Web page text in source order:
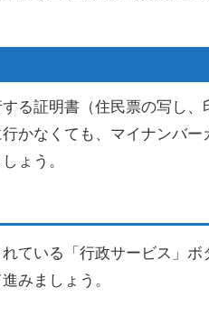
る証明書（住民票の写し
かなくても、マイナンバ
ょう。
ている「行政サービス」
みましょう。